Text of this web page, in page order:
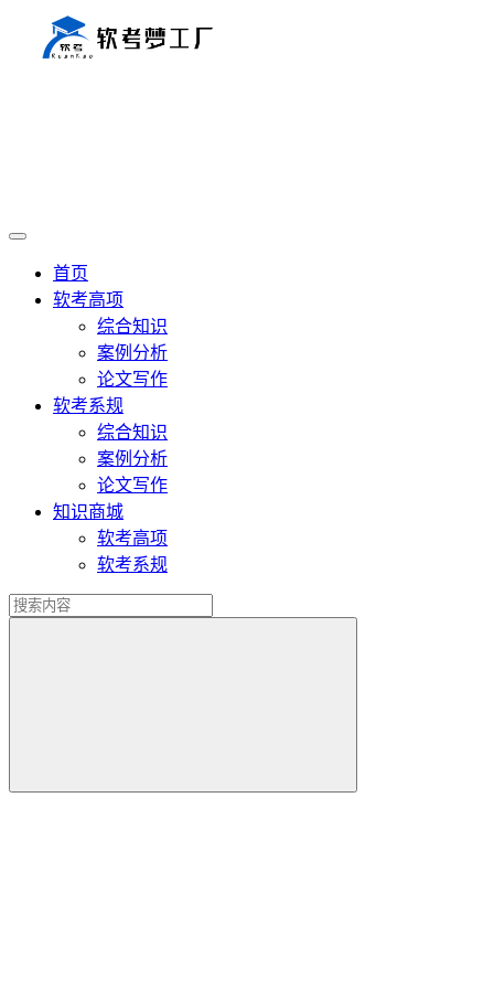
首页
软考高项
综合知识
案例分析
论文写作
软考系规
综合知识
案例分析
论文写作
知识商城
软考高项
软考系规